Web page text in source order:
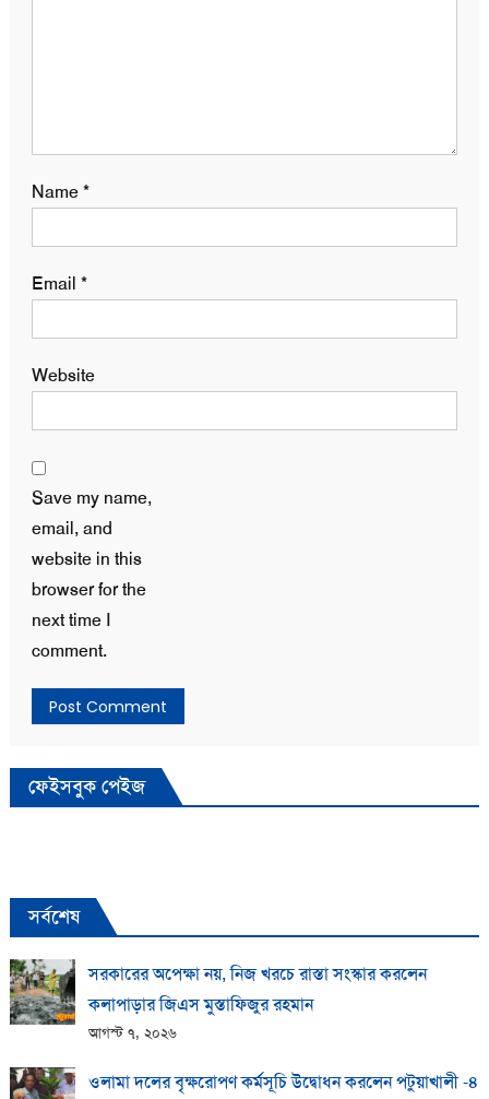
Name*
Email *
Website
Save my name,
email, and
website in this
browser for the
next time I
comment.
ফেইসবুক পেইজ
সর্বশেষ
সরকারের অপেক্ষা নয়, নিজ খরচে রাস্তা সংস্কার করলেন
কলাপাড়ার জিএস মুস্তাফিজুর রহমান
আগস্ট ৭, ২০২৬
ওলামা দলের বৃক্ষরোপণ কর্মসূচি উদ্বোধন করলেন পটুয়াখালী -৪